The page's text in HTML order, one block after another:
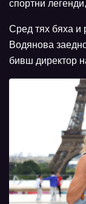
спортни
Сред тях бяха и
Водянова
бивш директор